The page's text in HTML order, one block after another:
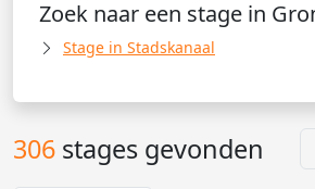
Zoek naar een stage in
Stage in Stadskanaal
306 stages gevonden